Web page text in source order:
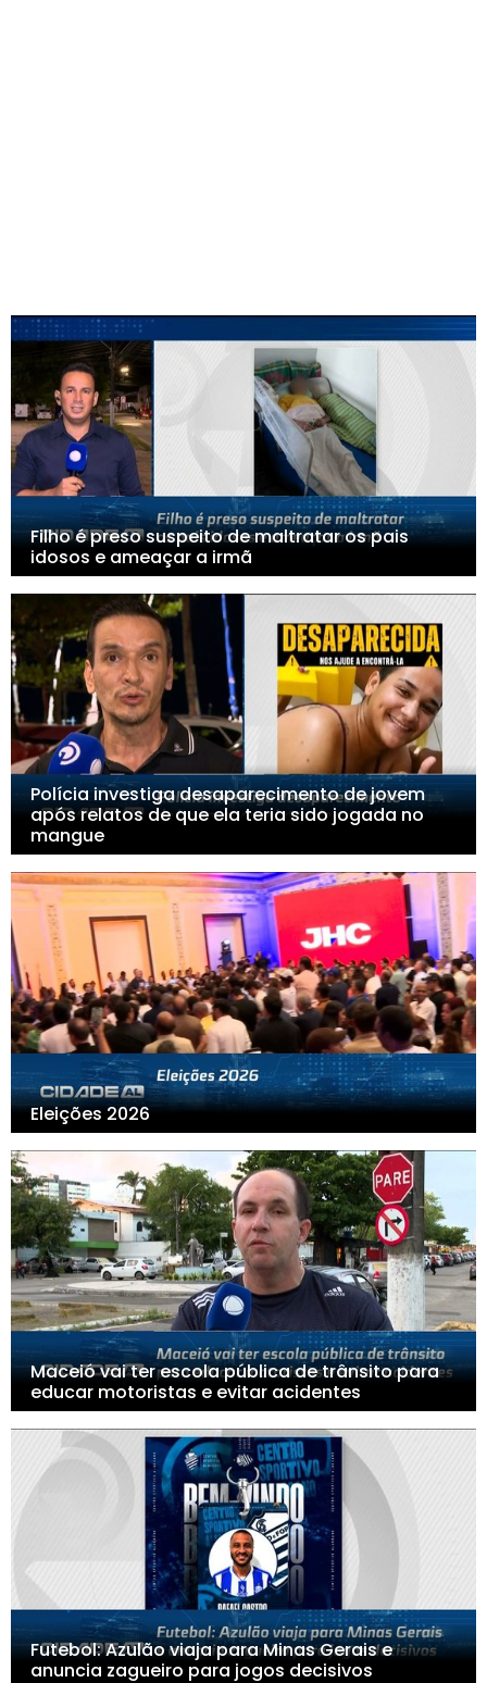
Filho é preso suspeito de maltratar os pais
idosos e ameaçar a irmã
Polícia investiga desaparecimento de jovem
após relatos de que ela teria sido jogada no
mangue
Eleições 2026
Maceió vai ter escola pública de trânsito para
educar motoristas e evitar acidentes
Futebol: Azulão viaja para Minas Gerais e
anuncia zagueiro para jogos decisivos